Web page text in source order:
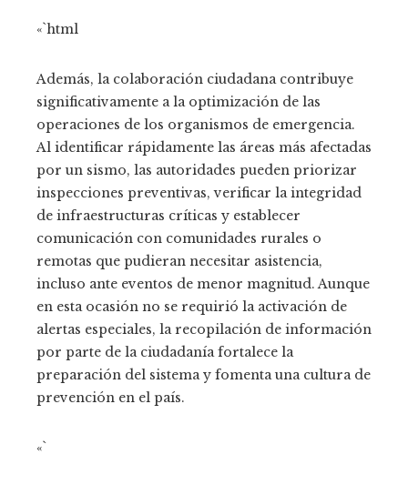
«`html
Además, la colaboración ciudadana contribuye
significativamente a la optimización de las
operaciones de los organismos de emergencia.
Al identificar rápidamente las áreas más afectadas
por un sismo, las autoridades pueden priorizar
inspecciones preventivas, verificar la integridad
de infraestructuras críticas y establecer
comunicación con comunidades rurales o
remotas que pudieran necesitar asistencia,
incluso ante eventos de menor magnitud. Aunque
en esta ocasión no se requirió la activación de
alertas especiales, la recopilación de información
por parte de la ciudadanía fortalece la
preparación del sistema y fomenta una cultura de
prevención en el país.
«`